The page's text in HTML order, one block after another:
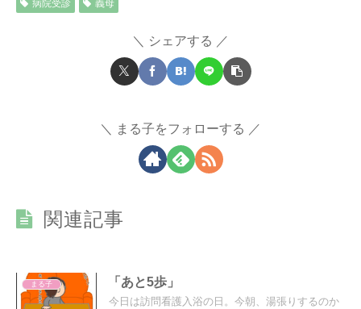
病院受診 義母
シェアする
まる子をフォローする
関連記事
まる子 「あと5歩」
今日は訪問看護入浴の日。今朝、湯張りするのか